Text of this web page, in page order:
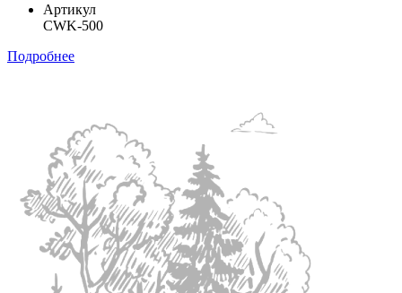
Артикул
CWK-500
Подробнее